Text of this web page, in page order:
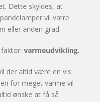
Dette skyldes, at
vil være
eller anden grad.
varmeudvikling.
der altid være en vis
for meget varme vil
ønske at få så